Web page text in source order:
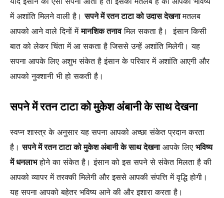
में अशांति मिलने वाली है।सपने में रतन टाटा को उदास देखनामतलब
आपको आने वाले दिनों मेंमानशिक तनावमिल सकता है। इंसान किसी
बात को लेकर चिंता में आ सकता है जिससे उन्हें अशांति मिलेगी। यह
सपना आपके लिए अशुभ संकेत है इंसान के परिवार में अशांति आएगी और
आपको नुक्शानी भी हो सकती है।
सपने में रतन टाटा को मुकेश अंबानी के साथ देखना
स्वप्न शास्त्र के अनुसार यह सपना आपको अच्छा संकेत प्रदान करता
है।सपने में रतन टाटा को मुकेश अंबानी के साथ देखनाआपके लिए भविष्य
में धनलाभहोने का संकेत है। इंसान को इस सपने से संकेत मिलता है की
आपको व्यापर में तरक्की मिलेगी और इससे आपकी संपत्ति में वृद्धि होगी।
यह सपना आपको बहेतर भविष्य आने की और इशारा करता है।